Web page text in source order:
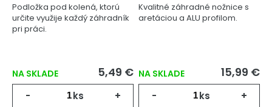
Podložka pod kolená, ktorú
určite využije každý záhradník
pri práci.
NA SKLADE 5,49 €
- ks +
Kvalitné záhradné nožnice s
aretáciou a ALU profilom.
NA SKLADE 15,99 €
- ks +